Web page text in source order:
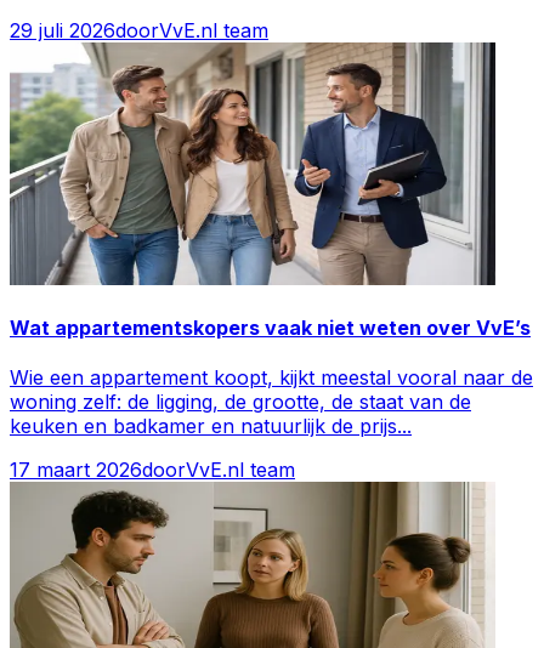
29 juli 2026doorVvE.nl team
Wat appartementskopers vaak niet weten over VvE’s
Wie een appartement koopt, kijkt meestal vooral naar de
woning zelf: de ligging, de grootte, de staat van de
keuken en badkamer en natuurlijk de prijs...
17 maart 2026doorVvE.nl team